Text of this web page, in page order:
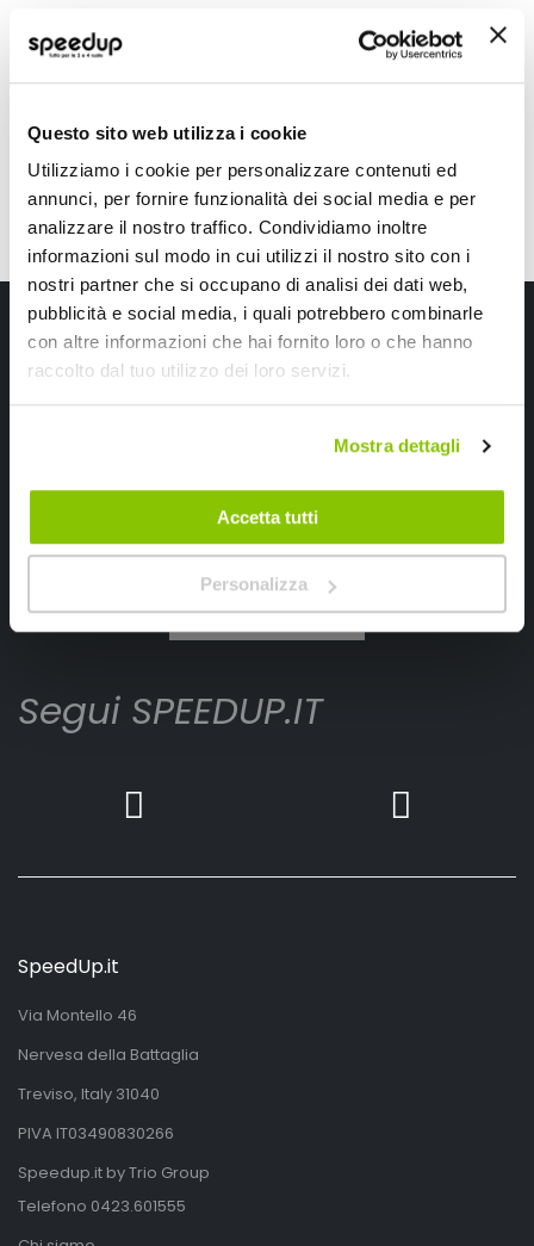
Questo sito web utilizza i cookie
Utilizziamo i cookie per personalizzare contenuti ed
annunci, per fornire funzionalità dei social media e per
analizzare il nostro traffico. Condividiamo inoltre
informazioni sul modo in cui utilizzi il nostro sito con i
nostri partner che si occupano di analisi dei dati web,
pubblicità e social media, i quali potrebbero combinarle
con altre informazioni che hai fornito loro o che hanno
raccolto dal tuo utilizzo dei loro servizi.
Mostra dettagli
Accetta tutti
Personalizza
Alluminio Nero 1500lm 6500K
39,60 €
Iscriviti alla newsletter Speedup
Ricevi subito uno sconto del 10% per il tuo primo acquisto online!
Iscrivimi
Segui SPEEDUP.IT
SpeedUp.it
Via Montello 46
Nervesa della Battaglia
Treviso, Italy 31040
PIVA IT03490830266
Speedup.it by Trio Group
Telefono 0423.601555